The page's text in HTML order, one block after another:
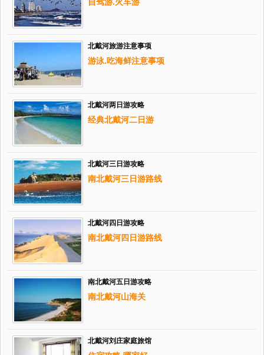
自驾游.火车游
北戴河旅游注意事项
游泳.吃海鲜注意事项
北戴河两日游攻略
经典北戴河二日游
北戴河三日游攻略
南北戴河三日游路线
北戴河四日游攻略
南北戴河四日游路线
南北戴河五日游攻略
南北戴河山海关
北戴河刘庄家庭旅馆